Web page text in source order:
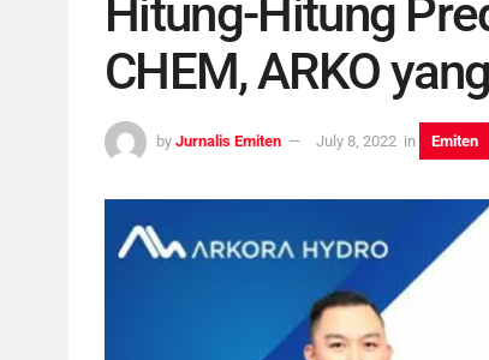
Hitung-Hitung
CHEM, ARKO
by Jurnalis Emiten July 8, 2022 in Emiten